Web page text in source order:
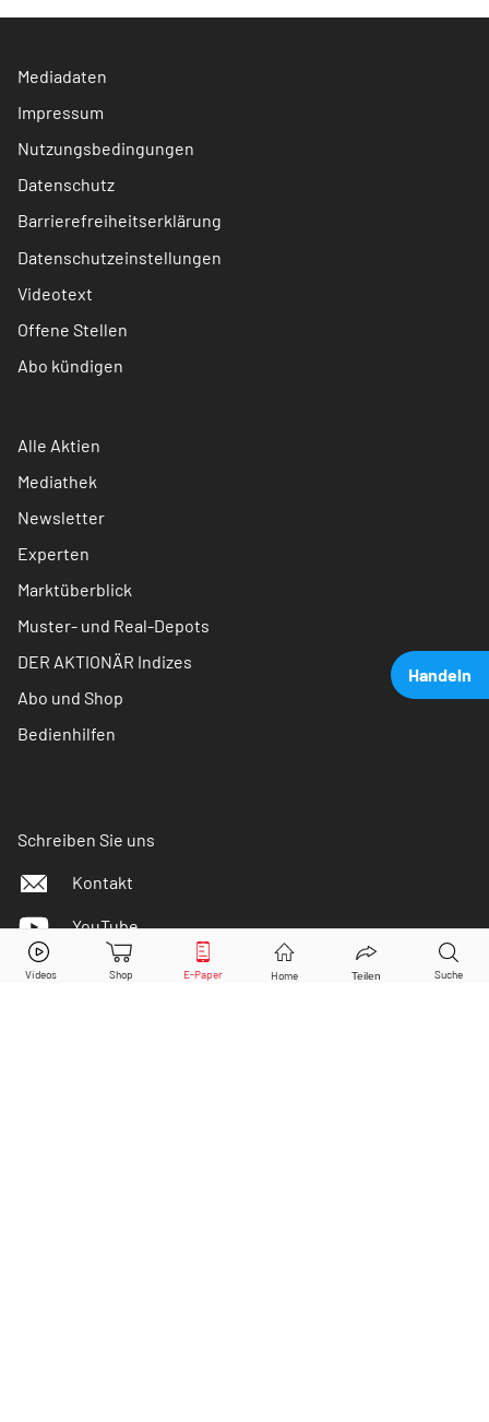
Handeln
Fastned B.V. Aktie jetzt handeln?
Mediadaten
Impressum
Nutzungsbedingungen
Datenschutz
Barrierefreiheitserklärung
Datenschutzeinstellungen
Videotext
Offene Stellen
Abo kündigen
Alle Aktien
Mediathek
Newsletter
Experten
Marktüberblick
Muster- und Real-Depots
DER AKTIONÄR Indizes
Abo und Shop
Bedienhilfen
Schreiben Sie uns
Kontakt
YouTube
Instagram